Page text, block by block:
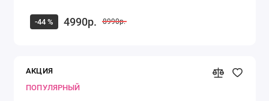
-44 % 4990р. 8990р.
АКЦИЯ
ПОПУЛЯРНЫЙ